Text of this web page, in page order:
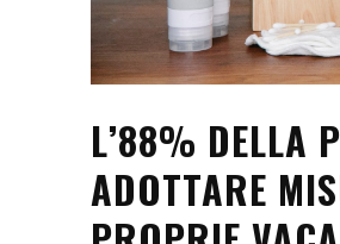
L’88% DELLA
ADOTTARE